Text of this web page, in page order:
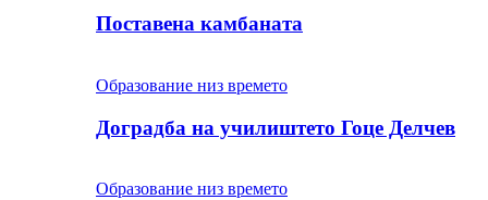
Поставена камбаната
Образование низ времето
Доградба на училиштето Гоце Делчев
Образование низ времето